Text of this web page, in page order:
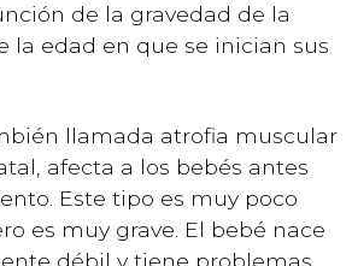
de la gravedad de la
la edad en que se inician sus
llamada atrofia muscular
afecta a los bebés antes
Este tipo es muy poco
es muy grave. El bebé nace
débil y tiene problemas